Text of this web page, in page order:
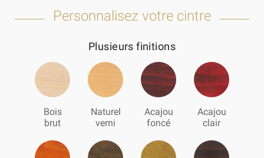
Personnalisez votre cintre
Plusieurs finitions
Bois
brut
Naturel
verni
Acajou
foncé
Acajou
clair